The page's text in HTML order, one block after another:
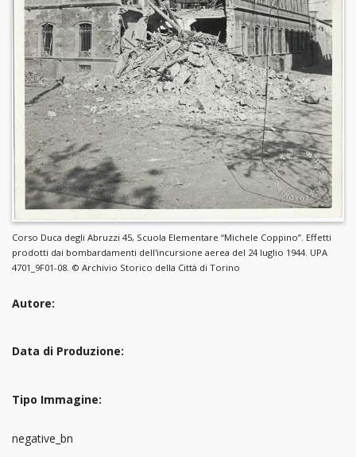
Corso Duca degli Abruzzi 45, Scuola Elementare “Michele Coppino”. Effetti
prodotti dai bombardamenti dell'incursione aerea del 24 luglio 1944. UPA
4701_9F01-08. © Archivio Storico della Città di Torino
Autore:
Data di Produzione:
Tipo Immagine:
negative_bn